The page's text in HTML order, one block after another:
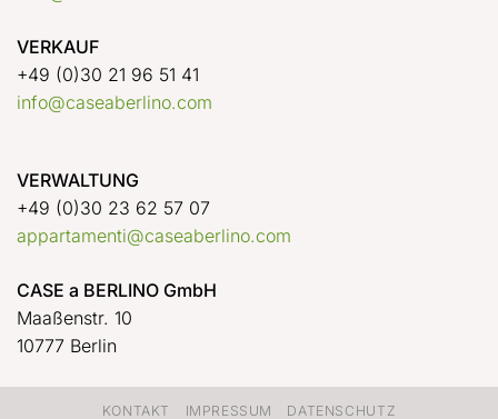
VERKAUF
+49 (0)30 21 96 51 41
info@caseaberlino.com
VERWALTUNG
+49 (0)30 23 62 57 07
appartamenti@caseaberlino.com
CASE a BERLINO GmbH
Maaßenstr. 10
10777 Berlin
KONTAKT IMPRESSUM DATENSCHUTZ